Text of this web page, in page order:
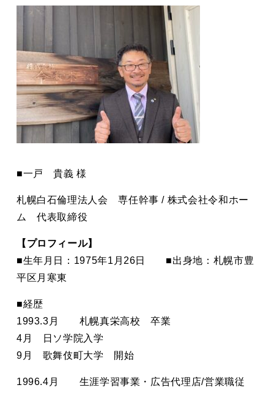
■一戸 貴義 様
札幌白石倫理法人会 専任幹事 / 株式会社令和ホー
ム 代表取締役
【プロフィール】
■生年月日：1975年1月26日 ■出身地：札幌市豊
平区月寒東
■経歴
1993.3月 札幌真栄高校 卒業
4月 日ソ学院入学
9月 歌舞伎町大学 開始
1996.4月 生涯学習事業・広告代理店/営業職従